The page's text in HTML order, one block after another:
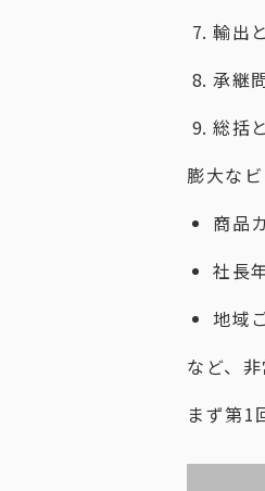
輸出
承継
総括
膨大な
商品
社長
地域
など、
まず第1